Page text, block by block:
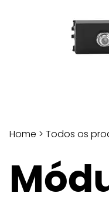
Home > Todos os